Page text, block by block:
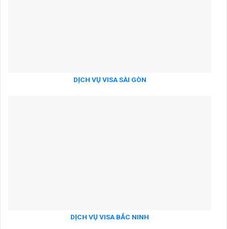
DỊCH VỤ VISA SÀI GÒN
DỊCH VỤ VISA BẮC NINH